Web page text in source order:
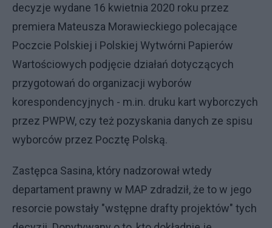
decyzje wydane 16 kwietnia 2020 roku przez
premiera Mateusza Morawieckiego polecające
Poczcie Polskiej i Polskiej Wytwórni Papierów
Wartościowych podjęcie działań dotyczących
przygotowań do organizacji wyborów
korespondencyjnych - m.in. druku kart wyborczych
przez PWPW, czy też pozyskania danych ze spisu
wyborców przez Pocztę Polską.
Zastępca Sasina, który nadzorował wtedy
departament prawny w MAP zdradził, że to w jego
resorcie powstały "wstępne drafty projektów" tych